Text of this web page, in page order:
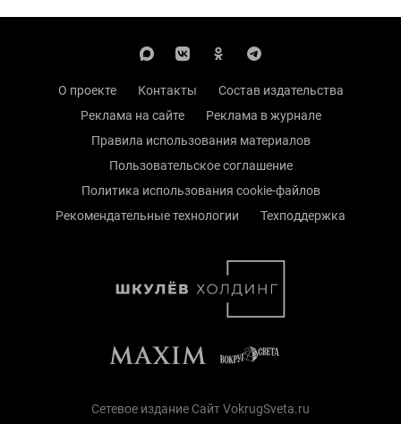
О проекте Контакты
Состав издательства
Реклама на сайте
Реклама в журнале
Правила использования материалов
Пользовательское соглашение
Политика использования cookie-файлов
Рекомендательные технологии
Техподдержка
Сетевое издание Сайт VokrugSveta.ru